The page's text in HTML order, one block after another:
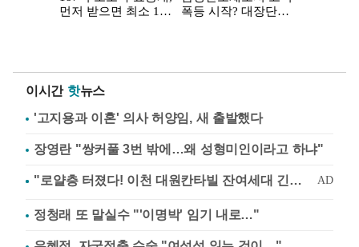
이시간 핫뉴스
'고지용과 이혼' 의사 허양임, 새 출발했다
장영란 "쌍커풀 3번 밖에…왜 성형미인이라고 하냐"
정청래 또 말실수 "'이명박' 임기 내로…"